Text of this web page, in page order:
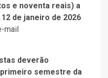
e noventa reais) a
de janeiro de 2026
mail
deverão
semestre da